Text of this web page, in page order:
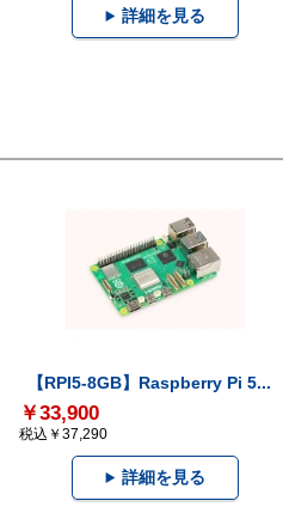
詳細を見る
【RPI5-8GB】Raspberry Pi 5...
￥33,900
税込￥37,290
詳細を見る